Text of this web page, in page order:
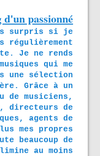
passionné
surpris si je
régulièrement
Je ne rends
qui me
une sélection
Grâce à un
de musiciens,
directeurs de
agents de
mes propres
beaucoup de
au moins